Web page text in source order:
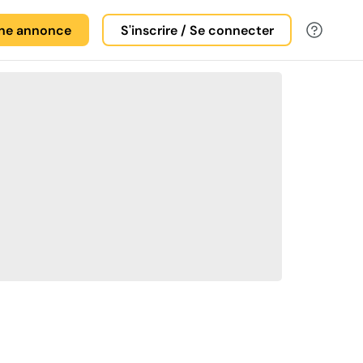
annonce S'inscrire / Se connecter